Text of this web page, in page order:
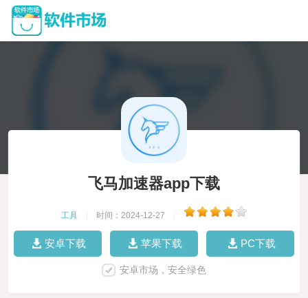
飞马加速器app下载
工具 时间：2024-12-27
安卓下载 苹果下载 PC下载
安卓市场，安全绿色